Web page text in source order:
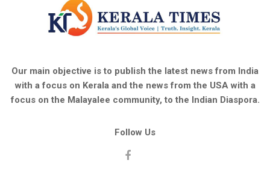
Our main objective is to publish the latest news from India
with a focus on Kerala and the news from the USA with a
focus on the Malayalee community, to the Indian Diaspora.
Follow Us